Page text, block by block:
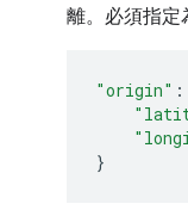
離。必須指定
"origin" :
}